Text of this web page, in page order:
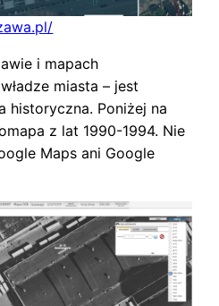
i mapach
miasta – jest
historyczna. Poniżej na
z lat 1990-1994. Nie
Maps ani Google